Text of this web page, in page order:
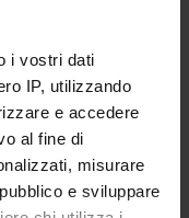
i vostri dati
IP, utilizzando
e accedere
al fine di
misurare
e sviluppare